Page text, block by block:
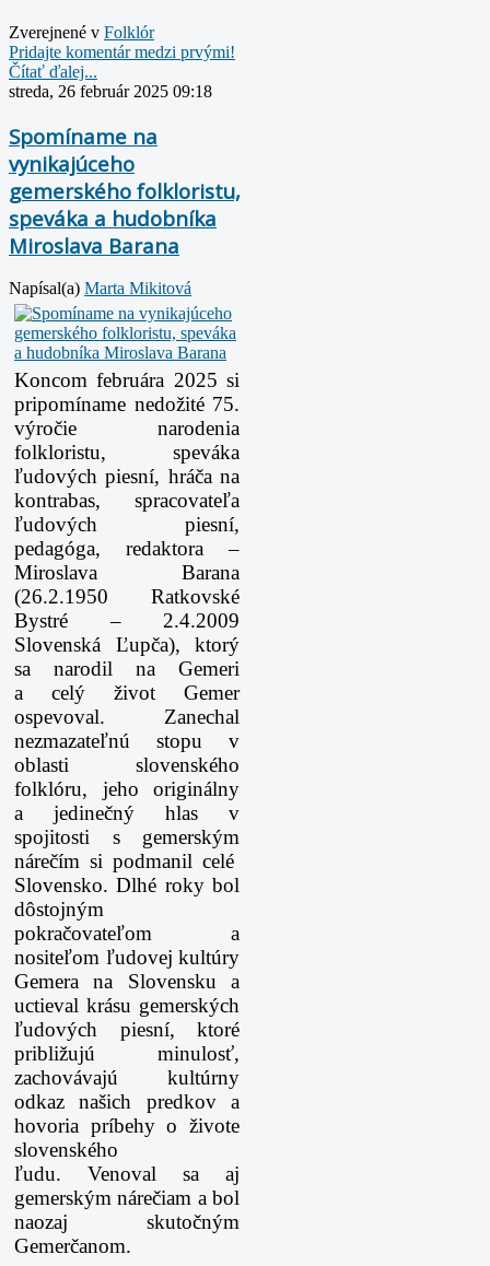
Zverejnené v Folklór
Pridajte komentár medzi prvými!
Čítať ďalej...
streda, 26 február 2025 09:18
Spomíname na
vynikajúceho
gemerského folkloristu,
speváka a hudobníka
Miroslava Barana
Napísal(a) Marta Mikitová
Koncom februára 2025 si
pripomíname nedožité 75.
výročie narodenia
folkloristu, speváka
ľudových piesní, hráča na
kontrabas, spracovateľa
ľudových piesní,
pedagóga, redaktora –
Miroslava Barana
(26.2.1950 Ratkovské
Bystré – 2.4.2009
Slovenská Ľupča), ktorý
sa narodil na Gemeri
a celý život Gemer
ospevoval. Zanechal
nezmazateľnú stopu v
oblasti slovenského
folklóru, jeho originálny
a jedinečný hlas v
spojitosti s gemerským
nárečím si podmanil celé
Slovensko. Dlhé roky bol
dôstojným
pokračovateľom a
nositeľom ľudovej kultúry
Gemera na Slovensku a
uctieval krásu gemerských
ľudových piesní, ktoré
približujú minulosť,
zachovávajú kultúrny
odkaz našich predkov a
hovoria príbehy o živote
slovenského
ľudu. Venoval sa aj
gemerským nárečiam a bol
naozaj skutočným
Gemerčanom.